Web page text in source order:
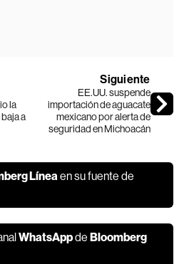
la
a
Siguiente
EE.UU. suspende
importación de aguacate
mexicano por alerta de
seguridad en Michoacán
Línea en su fuente de
WhatsAppdeBloomberg